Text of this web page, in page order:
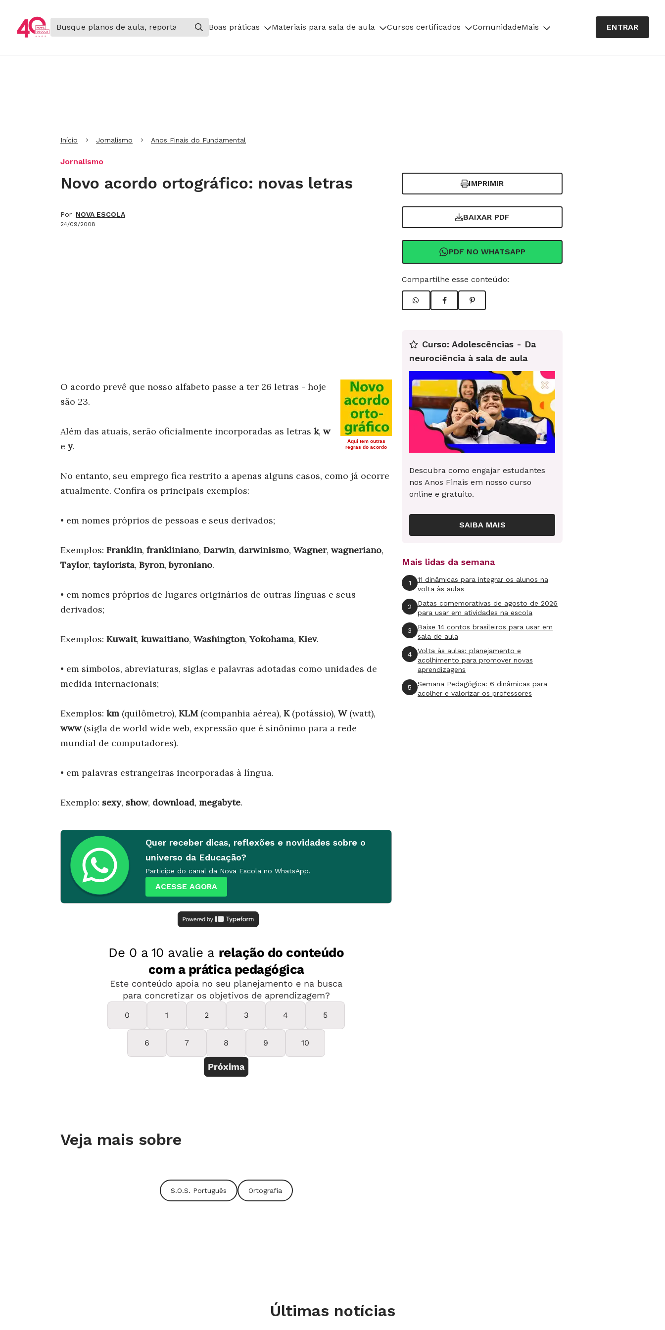
Boas práticas Materiais para sala de aula Cursos certificados ComunidadeMais ENTRAR
Início Jornalismo Anos Finais do Fundamental
Jornalismo
Novo acordo ortográfico: novas letras
Por NOVA ESCOLA
24/09/2008
IMPRIMIR
BAIXAR PDF
PDF NO WHATSAPP
Compartilhe esse conteúdo:
Aqui tem outras
regras do acordo
O acordo prevê que nosso alfabeto passe a ter 26 letras - hoje
são 23.
Além das atuais, serão oficialmente incorporadas as letras k, w
e y.
No entanto, seu emprego fica restrito a apenas alguns casos, como já ocorre
atualmente. Confira os principais exemplos:
• em nomes próprios de pessoas e seus derivados;
Exemplos: Franklin, frankliniano, Darwin, darwinismo, Wagner, wagneriano,
Taylor, taylorista, Byron,byroniano.
• em nomes próprios de lugares originários de outras línguas e seus
derivados;
Exemplos: Kuwait, kuwaitiano, Washington,Yokohama, Kiev.
• em símbolos, abreviaturas, siglas e palavras adotadas como unidades de
medida internacionais;
Exemplos: km (quilômetro), KLM(companhia aérea), K(potássio), W(watt),
www(sigla de world wide web, expressão que é sinônimo para a rede
mundial de computadores).
• em palavras estrangeiras incorporadas à língua.
Exemplo: sexy, show, download, megabyte.
Quer receber dicas, reflexões e novidades sobre o
universo da Educação?
Participe do canal da Nova Escola no WhatsApp.
ACESSE AGORA
Veja mais sobre
S.O.S. Português Ortografia
Curso: Adolescências - Da
neurociência à sala de aula
Descubra como engajar estudantes
nos Anos Finais em nosso curso
online e gratuito.
SAIBA MAIS
Mais lidas da semana
1
11 dinâmicas para integrar os alunos na
volta às aulas
2
Datas comemorativas de agosto de 2026
para usar em atividades na escola
3
Baixe 14 contos brasileiros para usar em
sala de aula
4
Volta às aulas: planejamento e
acolhimento para promover novas
aprendizagens
5
Semana Pedagógica: 6 dinâmicas para
acolher e valorizar os professores
Últimas notícias